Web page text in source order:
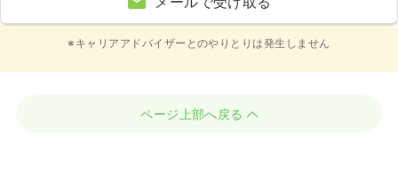
※キャリアアドバイザーとのやりとりは発生しません
ページ上部へ戻る